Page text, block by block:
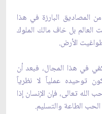
المصاديق البارزة في هذا
العالم بل خاف مالك الملوك
الأرض.
في هذا المجال، فبعد أن
توحيده عملياً لا نظرياً
تعالى، فإن الإنسان إذا
الطاعة والتسليم.